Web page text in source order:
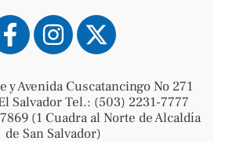
y Avenida Cuscatancingo No 271
Salvador Tel.: (503) 2231-7777
(1 Cuadra al Norte de Alcaldía
de San Salvador)